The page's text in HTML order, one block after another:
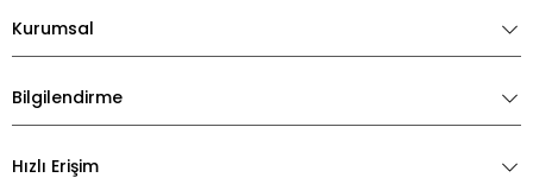
Kurumsal
Bilgilendirme
Hızlı Erişim